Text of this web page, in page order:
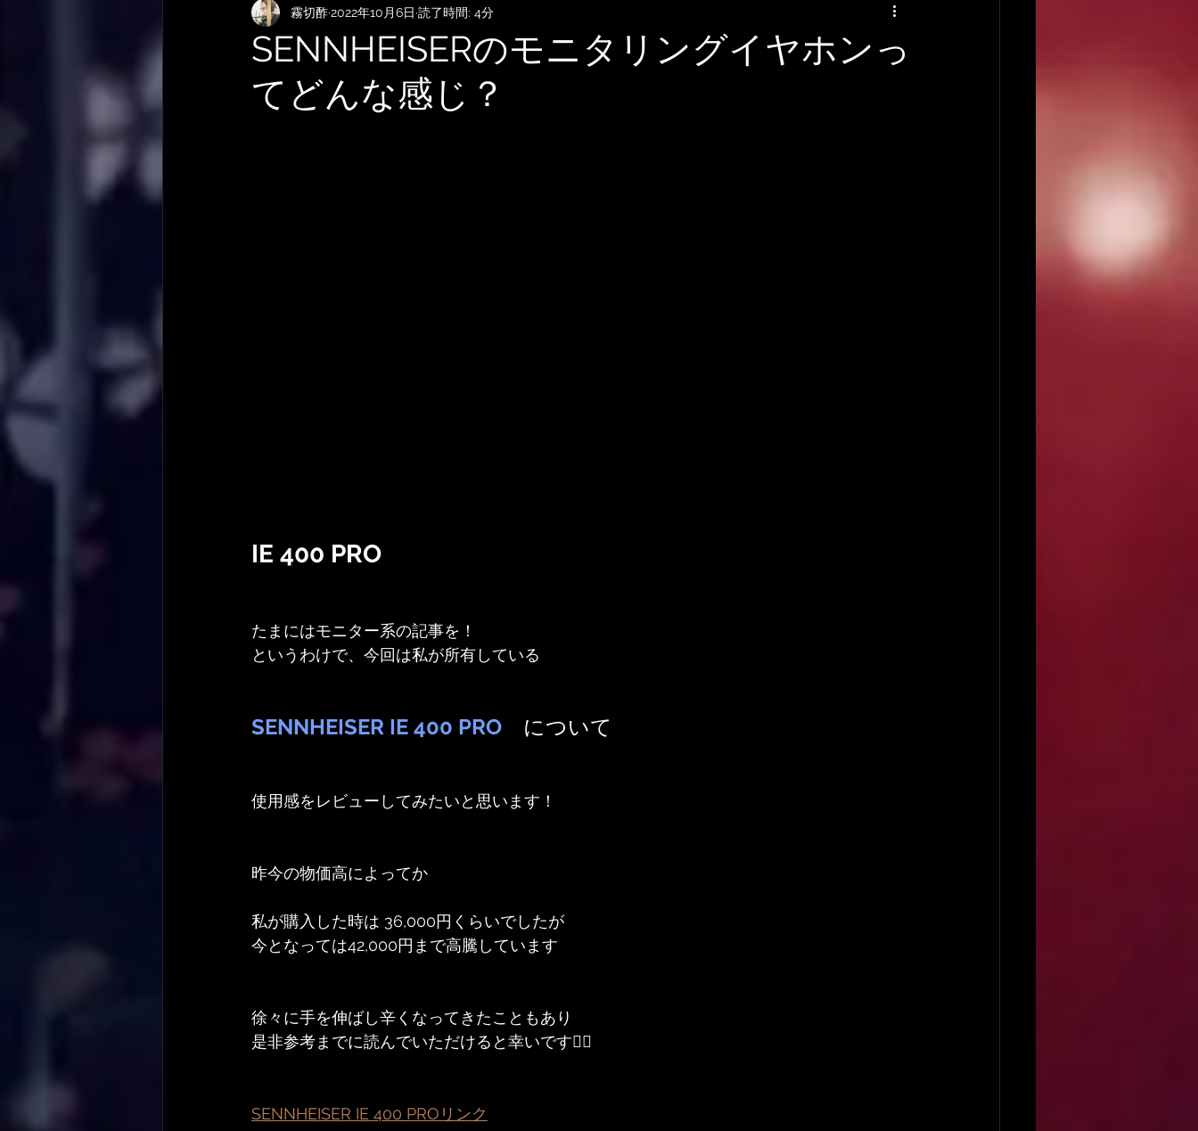
KEMPERおすすめRig・使い方 SubmitHub アーティストの逸話
やってみた・活動記録 音楽映画、MV考察
SENNHEISERのモニタリングイヤホンっ
てどんな感じ？
霧切酢2022年10月6日 読了時間: 4分
IE 400 PRO
たまにはモニター系の記事を！
というわけで、今回は私が所有している
SENNHEISER IE 400 PRO について
使用感をレビューしてみたいと思います！
昨今の物価高によってか
私が購入した時は 36,000円くらいでしたが
今となっては42,000円まで高騰しています
徐々に手を伸ばし辛くなってきたこともあり
是非参考までに読んでいただけると幸いです🙇‍♂️
SENNHEISER IE 400 PROリンク